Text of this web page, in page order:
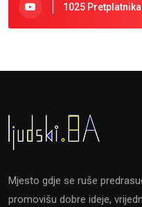
1025 Pretplatnika
Mjesto gdje se ruše
promovišu dobre ideje,